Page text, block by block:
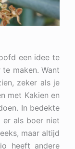
een idee te
maken. Want
zeker als je
met Kakien en
In bedekte
als boer niet
maar altijd
heeft andere